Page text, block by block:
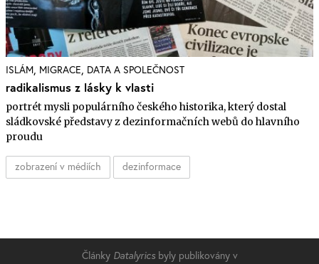
ISLÁM MIGRACE DATA A SPOLEČNOST
radikalismus z lásky k vlasti
portrét mysli populárního českého historika, který dostal
sládkovské představy z dezinformačních webů do hlavního
proudu
zobrazení v médiích dezinformace
Články Datalyricsbyly publikovány v